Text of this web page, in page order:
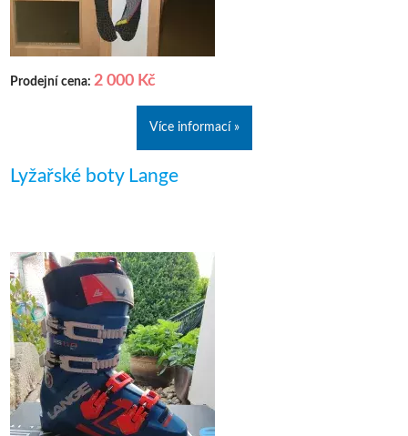
Prodejní cena: 2 000 Kč
Více informací »
Lyžařské boty Lange